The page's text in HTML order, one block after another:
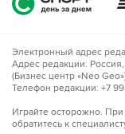
Электронный адрес
Адрес редакции:
(Бизнес центр «Neo
Телефон редакции: +7
Играйте осторожно. При
обратитесь к